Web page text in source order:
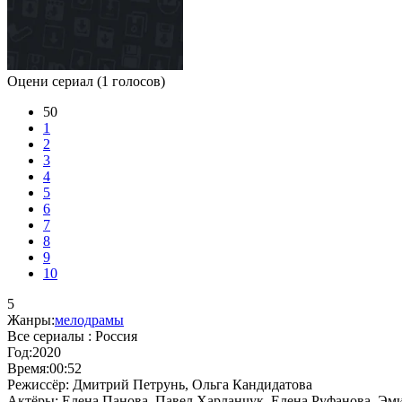
Оцени сериал (1 голосов)
50
1
2
3
4
5
6
7
8
9
10
5
Жанры:мелодрамы
Все сериалы : Россия
Год:2020
Время:00:52
Режиссёр: Дмитрий Петрунь, Ольга Кандидатова